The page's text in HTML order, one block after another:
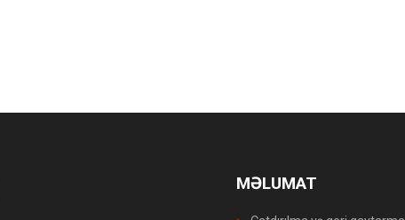
MƏLUMAT